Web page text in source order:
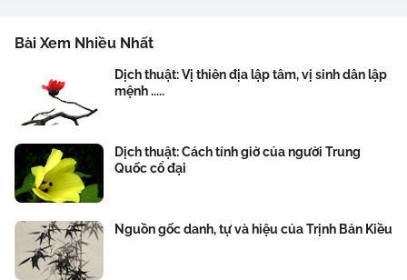
Bài Xem Nhiều Nhất
Dịch thuật: Vị thiên địa lập tâm, vị sinh dân lập
mệnh .....
Dịch thuật: Cách tính giờ của người Trung
Quốc cổ đại
Nguồn gốc danh, tự và hiệu của Trịnh Bản Kiều